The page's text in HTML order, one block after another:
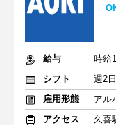
給与
時給
シフト
週2
雇用形態
アル
アクセス
久喜